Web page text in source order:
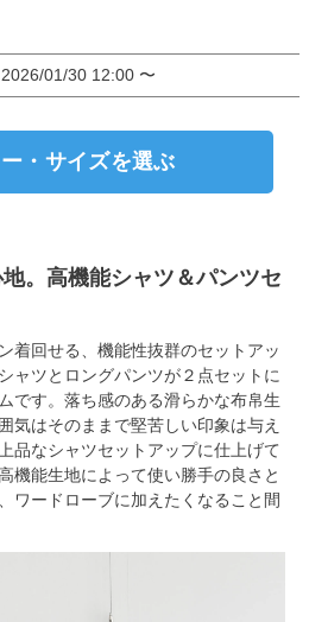
2026/01/30 12:00 〜
・サイズを選ぶ
。高機能シャツ＆パンツセ
着回せる、機能性抜群のセットアッ
ャツとロングパンツが２点セットに
です。落ち感のある滑らかな布帛生
気はそのままで堅苦しい印象は与え
品なシャツセットアップに仕上げて
機能生地によって使い勝手の良さと
ワードローブに加えたくなること間